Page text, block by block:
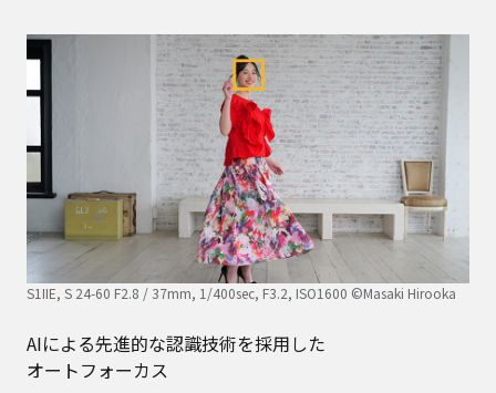
S1IIE, S 24-60 F2.8 / 37mm, 1/400sec, F3.2, ISO1600 ©Masaki Hirooka
AIによる先進的な認識技術を採用した
オートフォーカス